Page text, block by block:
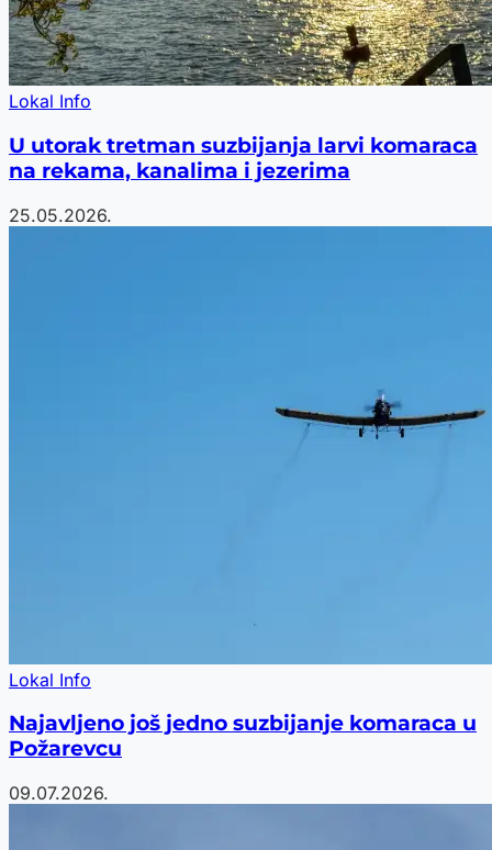
Lokal Info
U utorak tretman suzbijanja larvi komaraca
na rekama, kanalima i jezerima
25.05.2026.
Lokal Info
Najavljeno još jedno suzbijanje komaraca u
Požarevcu
09.07.2026.